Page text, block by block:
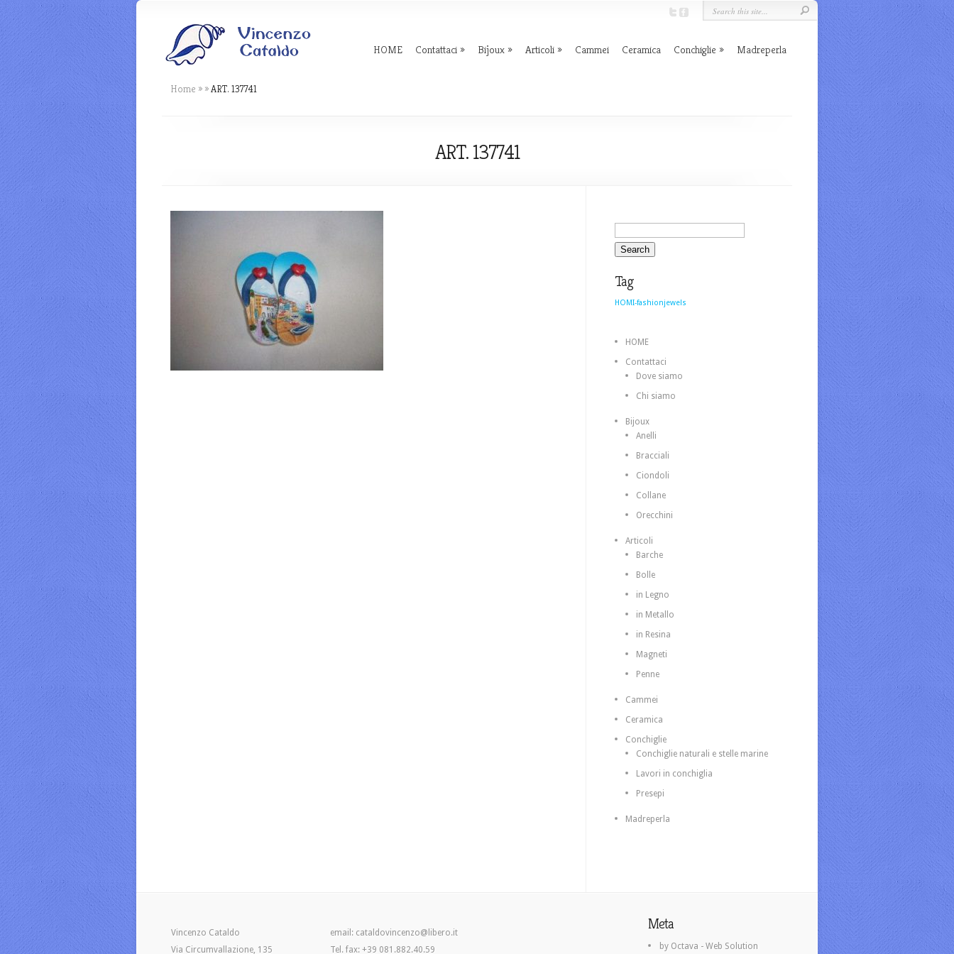
HOME Contattaci Bijoux Articoli Cammei Ceramica Conchiglie Madreperla
Home » »ART. 137741
ART. 137741
Tag
HOMI-fashionjewels
HOME
Contattaci
Dove siamo
Chi siamo
Bijoux
Anelli
Bracciali
Ciondoli
Collane
Orecchini
Articoli
Barche
Bolle
in Legno
in Metallo
in Resina
Magneti
Penne
Cammei
Ceramica
Conchiglie
Conchiglie naturali e stelle marine
Lavori in conchiglia
Presepi
Madreperla
Vincenzo Cataldo
Via Circumvallazione, 135
email: cataldovincenzo@libero.it
Tel. fax: +39 081.882.40.59
Meta
by Octava - Web Solution